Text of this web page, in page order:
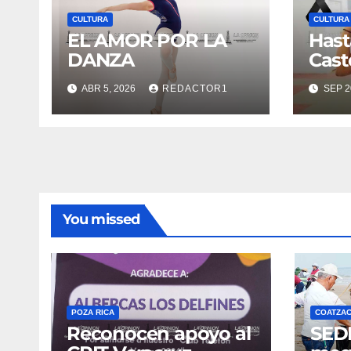
CULTURA
EL AMOR POR LA
DANZA
ABR 5, 2026 REDACTOR1
CULTURA
SEP
You missed
POZA RICA
Reconocen apoyo al